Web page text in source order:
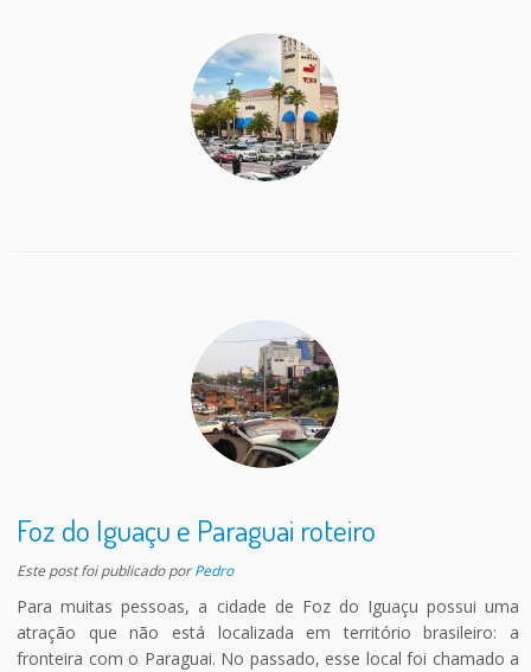
Foz do Iguaçu e Paraguai roteiro
Este post foi publicadoporPedro
Para muitas pessoas, a cidade de Foz do Iguaçu possui uma
atração que não está localizada em território brasileiro: a
fronteira com o Paraguai. No passado, esse local foi chamado a